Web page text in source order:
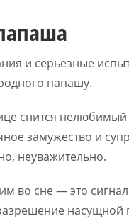
и серьезные
папашу.
снится
замужество и
неуважительно.
во сне — это
насущной